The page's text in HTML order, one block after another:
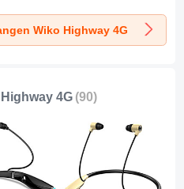
4G
Highway 4G Blau
Wiko Highway 4G
4G (90)